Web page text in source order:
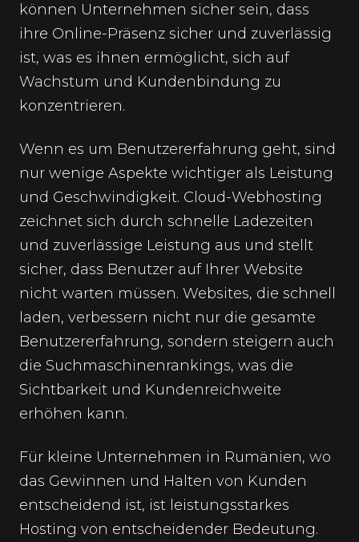
können Unternehmen sicher sein, dass
ihre Online-Präsenz sicher und zuverlässig
ist, was es ihnen ermöglicht, sich auf
Wachstum und Kundenbindung zu
konzentrieren.
Wenn es um Benutzererfahrung geht, sind
nur wenige Aspekte wichtiger als Leistung
und Geschwindigkeit. Cloud-Webhosting
zeichnet sich durch schnelle Ladezeiten
und zuverlässige Leistung aus und stellt
sicher, dass Benutzer auf Ihrer Website
nicht warten müssen. Websites, die schnell
laden, verbessern nicht nur die gesamte
Benutzererfahrung, sondern steigern auch
die Suchmaschinenrankings, was die
Sichtbarkeit und Kundenreichweite
erhöhen kann.
Für kleine Unternehmen in Rumänien, wo
das Gewinnen und Halten von Kunden
entscheidend ist, ist leistungsstarkes
Hosting von entscheidender Bedeutung.